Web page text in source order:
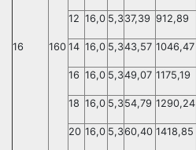
16 160
12 16,0 5,337,39 912,89
14 16,0 5,343,57 1046,47
16 16,0 5,349,07 1175,19
18 16,0 5,354,79 1290,24
20 16,0 5,360,40 1418,85